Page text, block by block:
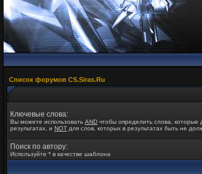
Список форумов CS.Siras.Ru
Ключевые слова:
Вы можете использовать AND чтобы определить слова, которые
результатах, и NOT для слов, которых в результатах быть не
Поиск по автору:
Используйте * в качестве шаблона